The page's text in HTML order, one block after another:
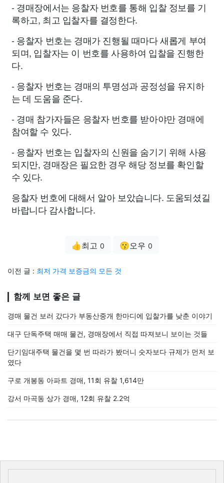
- 경매장에서는 응찰자 번호를 통해 입찰 정보를 기
록하고, 최고 입찰자를 결정한다.
- 응찰자 번호는 경매가 진행될 때마다 새롭게 부여
되며, 입찰자는 이 번호를 사용하여 입찰을 진행한
다.
- 응찰자 번호는 경매의 투명성과 공정성을 유지하
는 데 도움을 준다.
- 경매 참가자들은 응찰자 번호를 받아야만 경매에
참여할 수 있다.
- 응찰자 번호는 입찰자의 신원을 숨기기 위해 사용
되지만, 경매장은 필요한 경우 해당 정보를 확인할
수 있다.
응찰자 번호에 대해서 알아 보았습니다. 도움되셨길
바랍니다 감사합니다.
👍최고 0 😗오우 0
이전 글 : 최저 가격 보증금의 모든 것
함께 보면 좋은 글
경매 물건 보러 갔다가 부동산중개 한마디에 입찰가를 낮춘 이야기
대구 단독주택 매매 물건, 경매장에서 직접 따져보니 보이는 것들
단기임대주택 물건을 몇 번 따라가 봤더니 숫자보다 규제가 먼저 보
였다
구로 개봉동 아파트 경매, 11회 유찰 1,614만
강서 마곡동 상가 경매, 12회 유찰 2.2억